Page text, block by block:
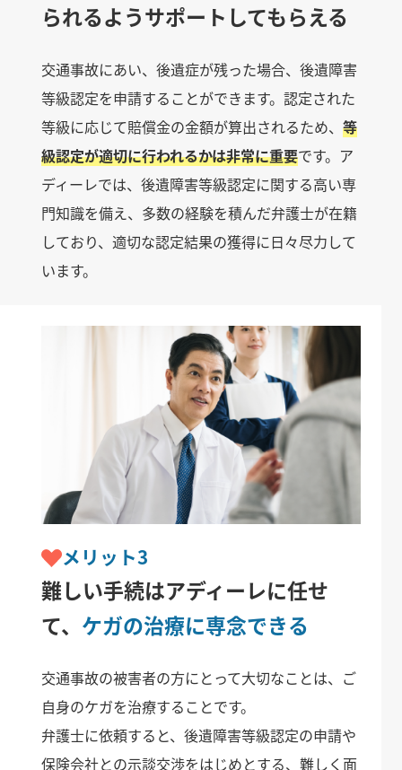
られるようサポートしてもらえる
交通事故にあい、後遺症が残った場合、後遺障害
等級認定を申請することができます。認定された
等級に応じて賠償金の金額が算出されるため、 等
級認定が適切に行われるかは非常に重要です。ア
ディーレでは、後遺障害等級認定に関する高い専
門知識を備え、多数の経験を積んだ弁護士が在籍
しており、適切な認定結果の獲得に日々尽力して
います。
メリット3
難しい手続はアディーレに任せ
て、 ケガの治療に専念できる
交通事故の被害者の方にとって大切なことは、ご
自身のケガを治療することです。
弁護士に依頼すると、後遺障害等級認定の申請や
保険会社との示談交渉をはじめとする、難しく面